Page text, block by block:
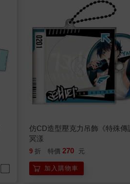
仿CD造型壓克力吊飾《特殊傳
冥漾
9 折 特價 270 元
加入購物車